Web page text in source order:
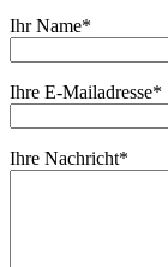
Ihr Name*
Ihre E-Mailadresse*
Ihre Nachricht*